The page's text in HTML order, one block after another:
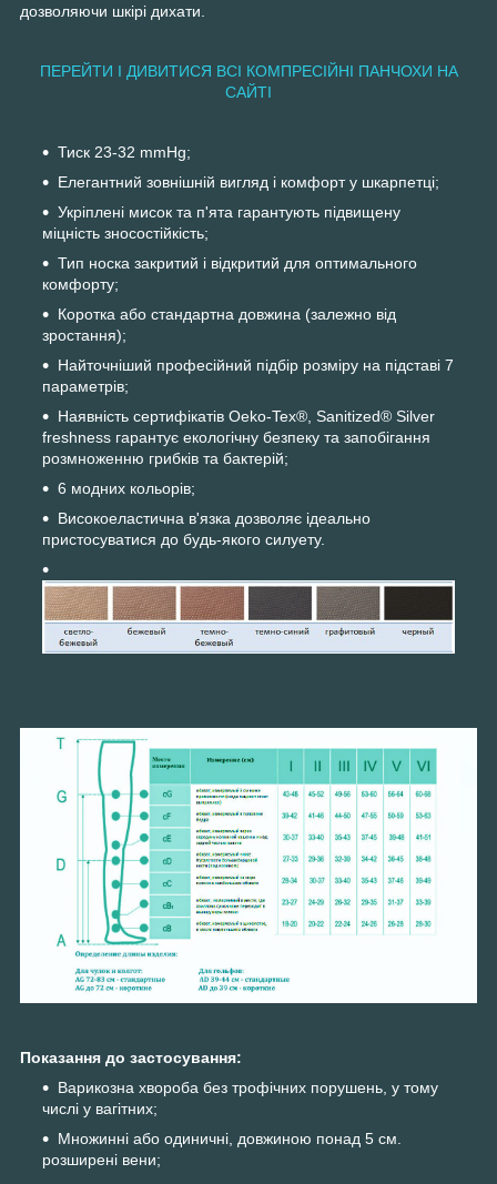
дозволяючи шкірі дихати.
ПЕРЕЙТИ І ДИВИТИСЯ ВСІ КОМПРЕСІЙНІ ПАНЧОХИ НА
САЙТІ
Тиск 23-32 mmHg;
Елегантний зовнішній вигляд і комфорт у шкарпетці;
Укріплені мисок та п'ята гарантують підвищену
міцність зносостійкість;
Тип носка закритий і відкритий для оптимального
комфорту;
Коротка або стандартна довжина (залежно від
зростання);
Найточніший професійний підбір розміру на підставі 7
параметрів;
Наявність сертифікатів Oeko-Tex®, Sanitized® Silver
freshness гарантує екологічну безпеку та запобігання
розмноженню грибків та бактерій;
6 модних кольорів;
Високоеластична в'язка дозволяє ідеально
пристосуватися до будь-якого силуету.
Показання до застосування:
Варикозна хвороба без трофічних порушень, у тому
числі у вагітних;
Множинні або одиничні, довжиною понад 5 см.
розширені вени;